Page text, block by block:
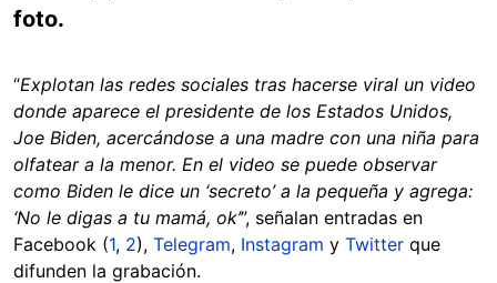
foto.
“Explotan las redes sociales tras hacerse viral un video
donde aparece el presidente de los Estados Unidos,
Joe Biden, acercándose a una madre con una niña para
olfatear a la menor. En el video se puede observar
como Biden le dice un ‘secreto’ a la pequeña y agrega:
‘No le digas a tu mamá, ok’”, señalan entradas en
Facebook (1, 2), Telegram, Instagram y Twitter que
difunden la grabación.